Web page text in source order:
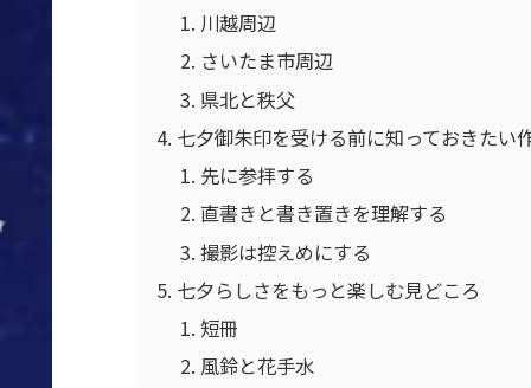
川越周辺
さいたま市周辺
県北と秩父
七夕御朱印を受ける前に知っておきたい
先に参拝する
直書きと書き置きを理解する
撮影は控えめにする
七夕らしさをもっと楽しむ見どころ
短冊
風鈴と花手水